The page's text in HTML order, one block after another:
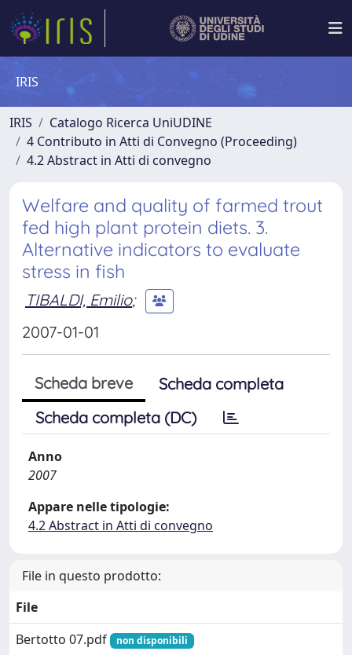
IRIS
IRIS
Catalogo Ricerca UniUDINE
4 Contributo in Atti di Convegno (Proceeding)
4.2 Abstract in Atti di convegno
Welfare and quality of farmed trout
fed high plant protein diets. 3.
Alternative indicators to evaluate
stress in fish
TIBALDI, Emilio;
2007-01-01
Scheda breve
Scheda completa
Scheda completa (DC)
Anno
2007
Appare nelle tipologie:
4.2 Abstract in Atti di convegno
File in questo prodotto:
File
Bertotto 07.pdf
non disponibili